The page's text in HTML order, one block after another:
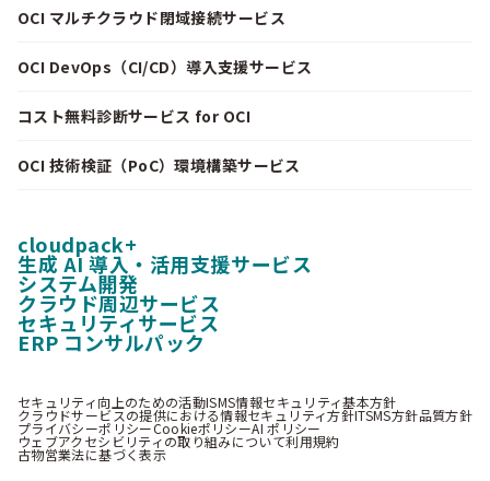
OCI マルチクラウド閉域接続サービス
OCI DevOps（CI/CD）導入支援サービス
コスト無料診断サービス for OCI
OCI 技術検証（PoC）環境構築サービス
cloudpack+
生成 AI 導入・活用支援サービス
システム開発
クラウド周辺サービス
セキュリティサービス
ERP コンサルパック
セキュリティ向上のための活動ISMS情報セキュリティ基本方針
クラウドサービスの提供における情報セキュリティ方針ITSMS方針品質方針
プライバシーポリシーCookieポリシーAI ポリシー
ウェブアクセシビリティの取り組みについて利用規約
古物営業法に基づく表示